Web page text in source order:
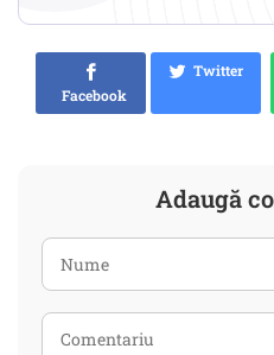
Facebook
Twitter
Adaugă